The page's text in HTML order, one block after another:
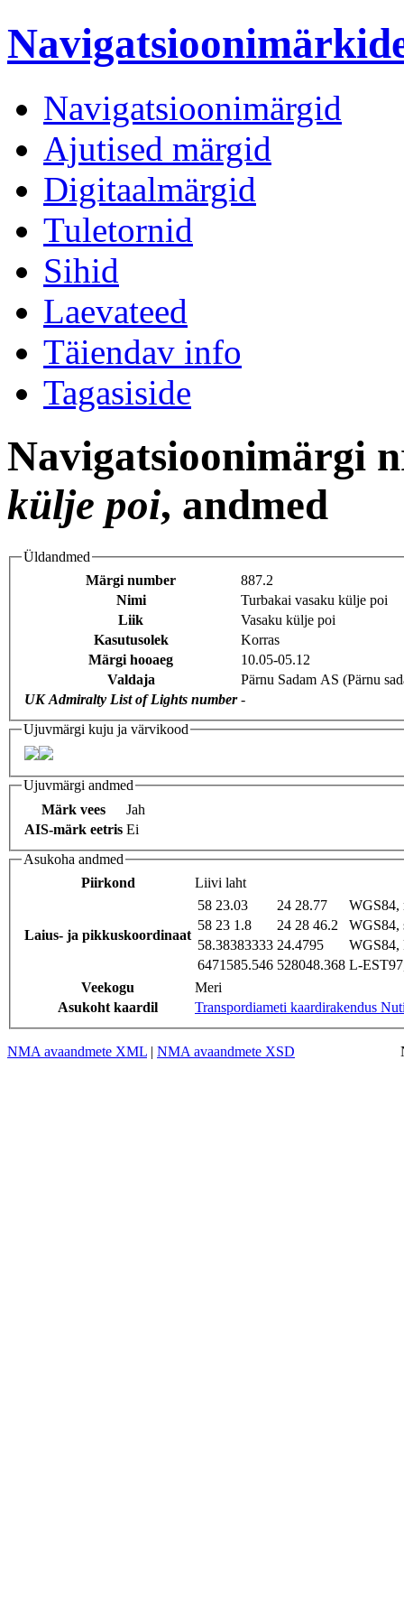
Navigatsioonimärgid
Ajutised märgid
Digitaalmärgid
Tuletornid
Sihid
Laevateed
Täiendav info
Tagasiside
Navigatsioonimärgi
külje poi, andmed
Üldandmed
Märgi number
887.2
Nimi
Turbakai vasaku külje poi
Liik
Vasaku külje poi
Kasutusolek
Korras
Märgi hooaeg
10.05-05.12
Valdaja
Pärnu Sadam AS (Pärnu
UK Admiralty List of Lights number -
Ujuvmärgi kuju ja värvikood
Ujuvmärgi andmed
Märk vees
Jah
AIS-märk eetris Ei
Asukoha andmed
Piirkond
Liivi laht
Laius- ja pikkuskoordinaat
58 23.03 24 28.77
WGS84,
58 23 1.8
24 28 46.2
WGS84,
58.38383333 24.4795
WGS84,
6471585.546 528048.368 L-
Veekogu
Meri
Asukoht kaardil
Transpordiameti kaardirakendus
NMA avaandmete XML | NMA avaandmete XSD